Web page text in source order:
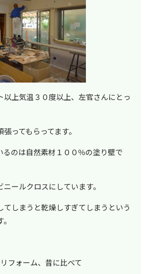
以上気温３０度以上、左官さんにとっ
ってもらってます。
るのは自然素材１００％の塗り壁で
ールクロスにしています。
てしまうと乾燥しすぎてしまうという
フォーム、昔に比べて